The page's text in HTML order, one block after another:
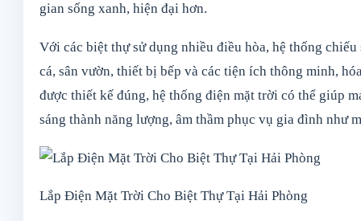
gian sống xanh, hiện đại hơn.
Với các biệt thự sử dụng nhiều điều hòa, hệ thống
cá, sân vườn, thiết bị bếp và các tiện ích thông minh,
được thiết kế đúng, hệ thống điện mặt trời có thể giúp
sáng thành năng lượng, âm thầm phục vụ gia đình như
Lắp Điện Mặt Trời Cho Biệt Thự Tại Hải Phòng